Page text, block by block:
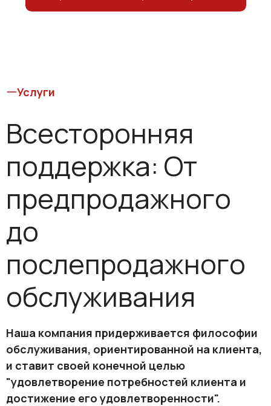
Услуги
Всесторонняя
поддержка: От
предпродажного
до
послепродажного
обслуживания
Наша компания придерживается философии
обслуживания, ориентированной на клиента,
и ставит своей конечной целью
"удовлетворение потребностей клиента и
достижение его удовлетворенности".